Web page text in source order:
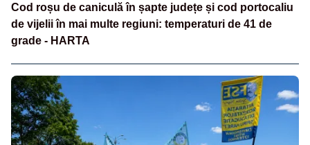
Cod roșu de caniculă în șapte județe și cod portocaliu
de vijelii în mai multe regiuni: temperaturi de 41 de
grade - HARTA